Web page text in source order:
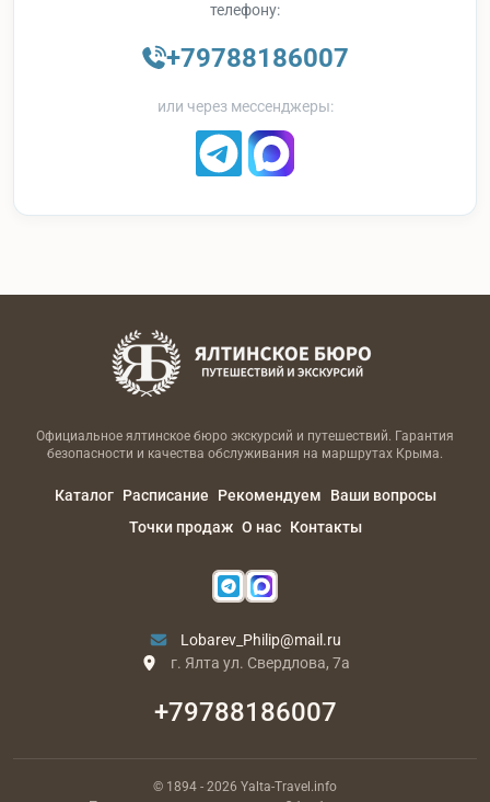
телефону:
+79788186007
или через мессенджеры:
Официальное ялтинское бюро экскурсий и путешествий. Гарантия
безопасности и качества обслуживания на маршрутах Крыма.
Каталог Расписание Рекомендуем
Ваши вопросы
Точки продаж О нас Контакты
Lobarev_Philip@mail.ru
г. Ялта ул. Свердлова, 7а
+79788186007
© 1894 - 2026 Yalta-Travel.info